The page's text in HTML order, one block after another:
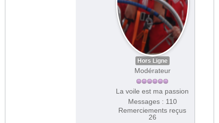
Hors Ligne
Modérateur
La voile est ma passion
Messages : 110
Remerciements reçus
26